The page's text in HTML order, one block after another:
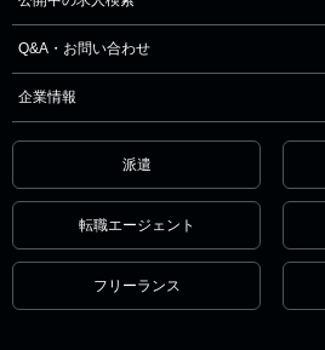
Q&A・お問い合わせ
企業情報
派遣
転職エージェント
フリーランス